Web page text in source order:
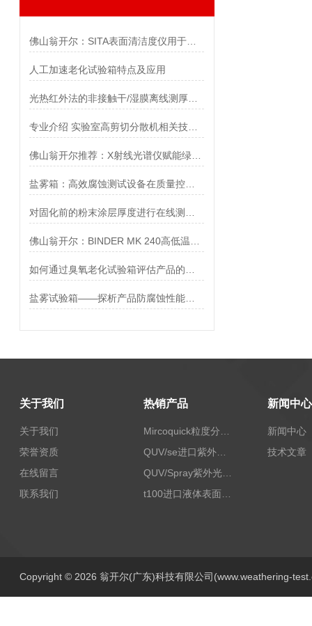
人工加速老化试验箱特点及应用
关于我们
关于我们
荣誉资质
在线留言
联系我们
热销产品
QUV/se进口紫外老化试验箱Q-lab
QUV/Spray紫外光加速老化试验箱
t100进口液体表面张力测试仪
新闻中心
新闻中心
技术文章
Copyright © 2026 翁开尔(广东)科技有限公司(www.weathering-